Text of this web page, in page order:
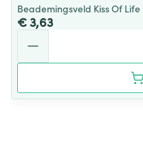
Beademingsveld Kiss Of Life
€ 3,63